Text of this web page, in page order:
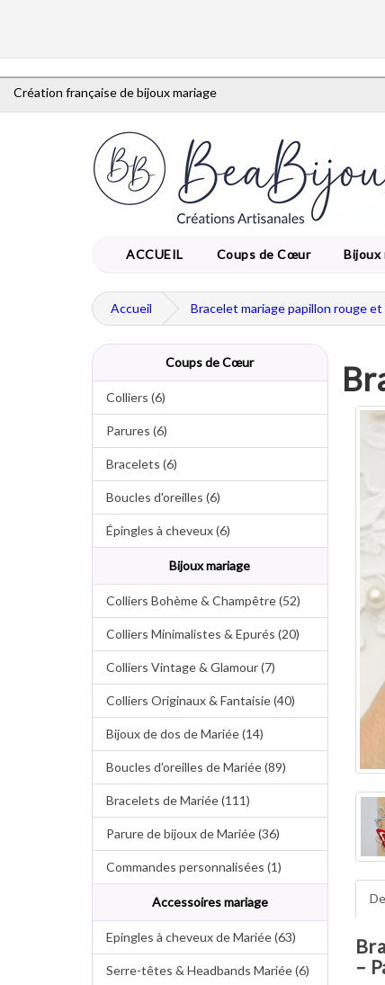
Création française de bijoux mariage
ACCUEIL Coups de Cœur Bijoux
Accueil Bracelet mariage papillon rouge et
Coups de Cœur
Colliers (6)
Parures (6)
Bracelets (6)
Boucles d'oreilles (6)
Épingles à cheveux (6)
Bijoux mariage
Colliers Bohème & Champêtre (52)
Colliers Minimalistes & Epurés (20)
Colliers Vintage & Glamour (7)
Colliers Originaux & Fantaisie (40)
Bijoux de dos de Mariée (14)
Boucles d'oreilles de Mariée (89)
Bracelets de Mariée (111)
Parure de bijoux de Mariée (36)
Commandes personnalisées (1)
Accessoires mariage
Epingles à cheveux de Mariée (63)
Serre-têtes & Headbands Mariée (6)
–